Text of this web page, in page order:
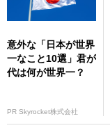
意外な「日本が世界
一なこと10選」君が
代は何が世界一？
PR Skyrocket株式会社